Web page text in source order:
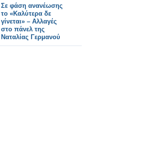
Σε φάση ανανέωσης
το «Καλύτερα δε
γίνεται» – Αλλαγές
στο πάνελ της
Ναταλίας Γερμανού